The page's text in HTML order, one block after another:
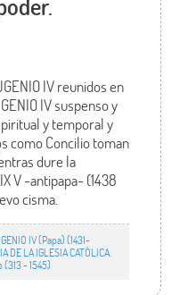
IV reunidos en
IV suspenso y
y temporal y
como Concilio toman
dure la
V -antipapa- (1438
cisma.
IV (Papa) (1431-
DE LA IGLESIA CATÓLICA.
- 1545)